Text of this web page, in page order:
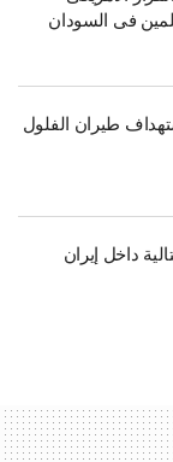
السودان
الفلول
إيران